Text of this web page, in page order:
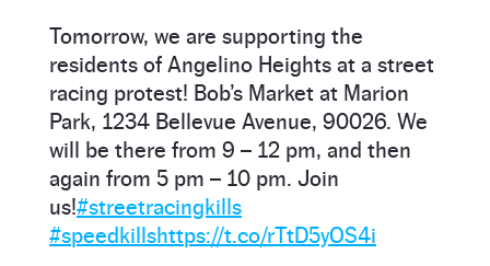
Tomorrow, we are supporting the
residents of Angelino Heights at a street
racing protest! Bob’s Market at Marion
Park, 1234 Bellevue Avenue, 90026. We
will be there from 9 – 12 pm, and then
again from 5 pm – 10 pm. Join
us!#streetracingkills
#speedkillshttps://t.co/rTtD5yOS4i